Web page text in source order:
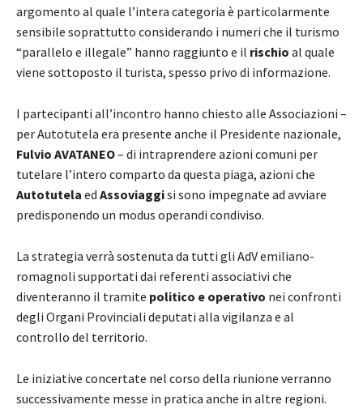
argomento al quale l’intera categoria è particolarmente
sensibile soprattutto considerando i numeri che il turismo
“parallelo e illegale” hanno raggiunto e il rischio al quale
viene sottoposto il turista, spesso privo di informazione.
I partecipanti all’incontro hanno chiesto alle Associazioni –
per Autotutela era presente anche il Presidente nazionale,
Fulvio AVATANEO– di intraprendere azioni comuni per
tutelare l’intero comparto da questa piaga, azioni che
Autotutela ed Assoviaggisi sono impegnate ad avviare
predisponendo un modus operandi condiviso.
La strategia verrà sostenuta da tutti gli AdV emiliano-
romagnoli supportati dai referenti associativi che
diventeranno il tramite politico e operativo nei confronti
degli Organi Provinciali deputati alla vigilanza e al
controllo del territorio.
Le iniziative concertate nel corso della riunione verranno
successivamente messe in pratica anche in altre regioni.